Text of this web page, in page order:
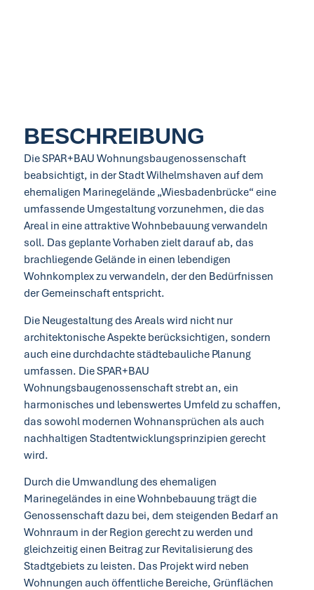
BESCHREIBUNG
Die SPAR+BAU Wohnungsbaugenossenschaft
beabsichtigt, in der Stadt Wilhelmshaven auf dem
ehemaligen Marinegelände „Wiesbadenbrücke“ eine
umfassende Umgestaltung vorzunehmen, die das
Areal in eine attraktive Wohnbebauung verwandeln
soll. Das geplante Vorhaben zielt darauf ab, das
brachliegende Gelände in einen lebendigen
Wohnkomplex zu verwandeln, der den Bedürfnissen
der Gemeinschaft entspricht.
Die Neugestaltung des Areals wird nicht nur
architektonische Aspekte berücksichtigen, sondern
auch eine durchdachte städtebauliche Planung
umfassen. Die SPAR+BAU
Wohnungsbaugenossenschaft strebt an, ein
harmonisches und lebenswertes Umfeld zu schaffen,
das sowohl modernen Wohnansprüchen als auch
nachhaltigen Stadtentwicklungsprinzipien gerecht
wird.
Durch die Umwandlung des ehemaligen
Marinegeländes in eine Wohnbebauung trägt die
Genossenschaft dazu bei, dem steigenden Bedarf an
Wohnraum in der Region gerecht zu werden und
gleichzeitig einen Beitrag zur Revitalisierung des
Stadtgebiets zu leisten. Das Projekt wird neben
Wohnungen auch öffentliche Bereiche, Grünflächen